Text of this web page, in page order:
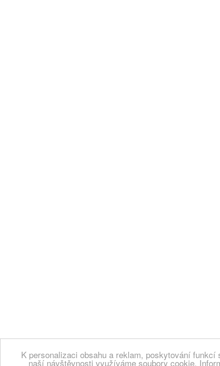
K personalizaci obsahu a reklam, poskytování
naší návštěvnosti využíváme soubory cookie.